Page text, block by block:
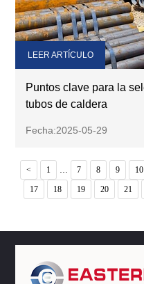
Puntos clave para la
tubos de caldera
Fecha:2025-05-29
LEER ARTÍCULO
< 1 7 8 9 10
17
18 19 20 21